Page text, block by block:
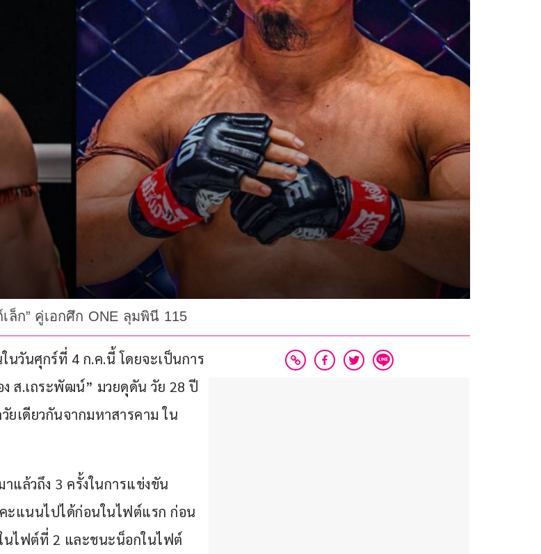
ล็ก” คู่เอกศึก ONE ลุมพินี 115
นวันศุกร์ที่ 4 ก.ค.นี้ โดยจะเป็นการ
ส.เถระพัฒน์” มวยดุดัน วัย 28 ปี
เดียวกันจากมหาสารคาม ใน
แล้วถึง 3 ครั้งในการแข่งขัน
ะแนนไปได้ก่อนในไฟต์แรก ก่อน
นไฟต์ที่ 2 และชนะน็อกในไฟต์